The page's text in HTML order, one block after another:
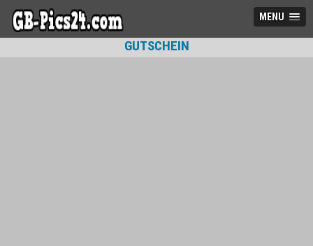
MENU
GUTSCHEIN